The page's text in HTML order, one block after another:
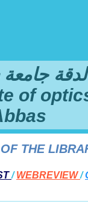
سطيف 1
of
/WEBREVIEW/